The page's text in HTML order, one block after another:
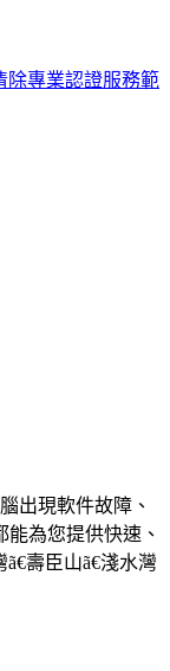
除專業認證服務範
出現軟件故障、
為您提供快速、
壽臣山ã€淺水灣